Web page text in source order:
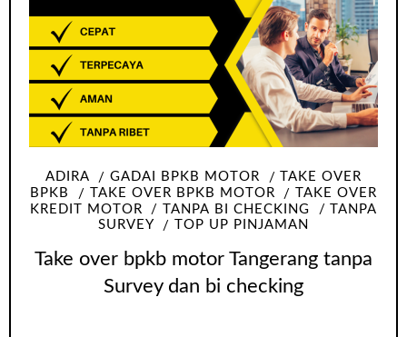
ADIRA GADAI BPKB MOTOR
TAKE OVER
BPKB
TAKE OVER BPKB MOTOR
TAKE OVER
KREDIT MOTOR
TANPA BI CHECKING
TANPA
SURVEY
TOP UP PINJAMAN
Take over bpkb motor Tangerang tanpa
Survey dan bi checking